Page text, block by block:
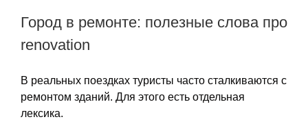
Город в ремонте: полезные слова про
renovation
В реальных поездках туристы часто сталкиваются с
ремонтом зданий. Для этого есть отдельная
лексика.